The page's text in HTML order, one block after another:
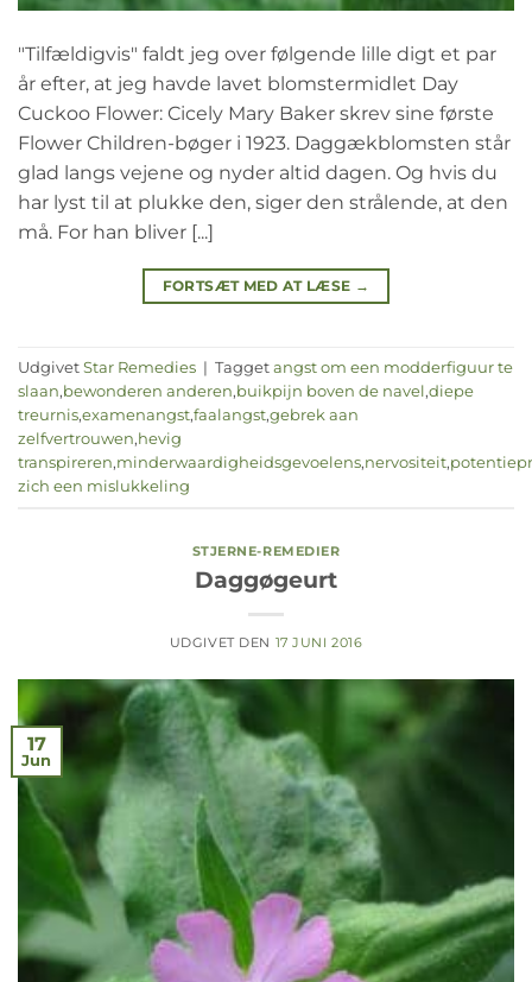
"Tilfældigvis" faldt jeg over følgende lille digt et par
år efter, at jeg havde lavet blomstermidlet Day
Cuckoo Flower: Cicely Mary Baker skrev sine første
Flower Children-bøger i 1923. Daggækblomsten står
glad langs vejene og nyder altid dagen. Og hvis du
har lyst til at plukke den, siger den strålende, at den
må. For han bliver [...]
FORTSÆT MED AT LÆSE →
Udgivet Star Remedies | Tagget angst om een modderfiguur te
slaan,bewonderen anderen,buikpijn boven de navel,diepe
treurnis,examenangst,faalangst,gebrek aan
zelfvertrouwen,hevig
transpireren,minderwaardigheidsgevoelens,nervositeit,
zich een mislukkeling
STJERNE-REMEDIER
Daggøgeurt
UDGIVET DEN 17 JUNI 2016
17
Jun